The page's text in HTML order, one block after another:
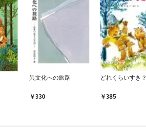
異文化への旅路
330
どれくらいすき？
385